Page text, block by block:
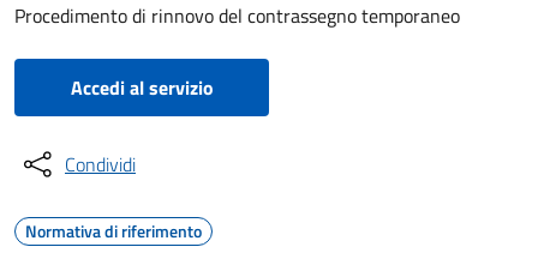
Procedimento di rinnovo del contrassegno temporaneo
Accedi al servizio
Condividi
Normativa di riferimento